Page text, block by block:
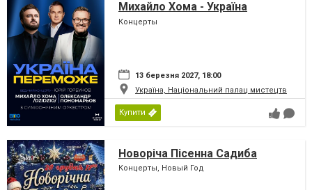
Михайло Хома - Україна
Переможе!
Концерты
13 березня 2027, 18:00
Україна, Національний палац мистецтв
Купити
Новоріча Пісенна Садиба
Концерты, Новый Год